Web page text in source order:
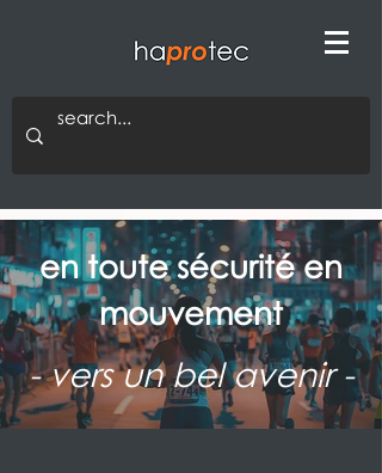
en toute sécurité en
mouvement
- vers un bel avenir -